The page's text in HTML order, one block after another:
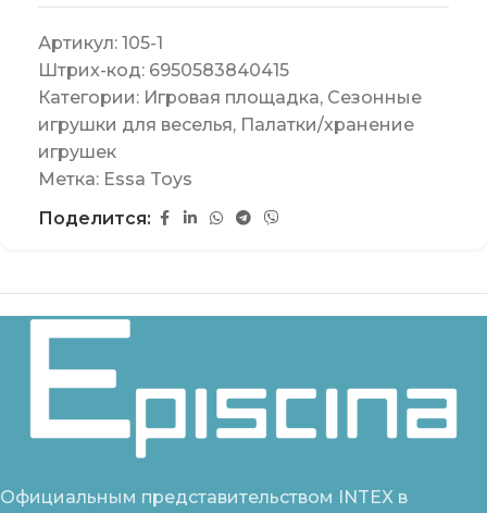
Артикул: 105-1
Штрих-код: 6950583840415
Категории: Игровая площадка, Сезонные
игрушки для веселья, Палатки/хранение
игрушек
Метка: Essa Toys
Поделится:
Официальным представительством INTEX в